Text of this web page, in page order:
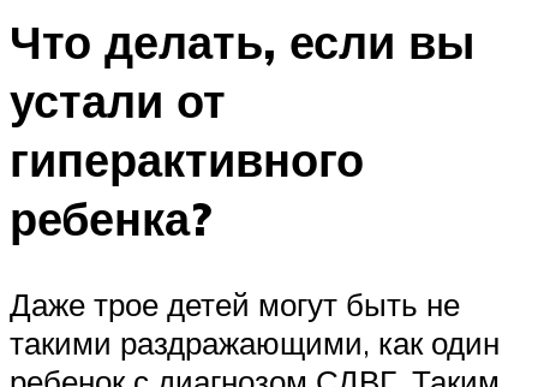
Что делать, если вы
устали от
гиперактивного
ребенка?
Даже трое детей могут быть не
такими раздражающими, как один